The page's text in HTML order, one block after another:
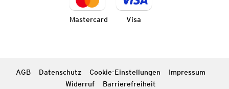
Mastercard Visa
AGB Datenschutz Cookie-Einstellungen
Impressum
Widerruf
Barrierefreiheit